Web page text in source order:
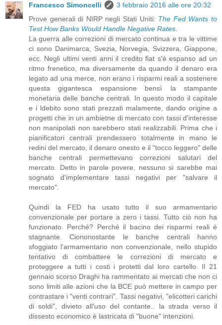
Francesco Simoncelli
3 febbraio 2016 alle ore 20:32
Prove generali di NIRP negli Stati Uniti: The Fed Wants to
Test How Banks Would Handle Negative Rates
La guerra alle correzioni di mercato continua e tra le vittime
ci sono Danimarca, Svezia, Norvegia, Svizzera, Giappone,
ecc. Negli ultimi venti anni il credito fiat s'è espanso ad un
ritmo frenetico, ma diversamente da quando il denaro era
legato ad una merce, non erano i risparmi reali a sostenere
questa gigantesca espansione bensì la stampante
monetaria delle banche centrali. In questo modo il capitale
e i ldebito sono stati prezzati malamente, dando origine a
progetti che in un ambietne di mercato con tassi d'interesse
non manipolati non sarebbero stati realizzabili. Prima che i
pianificatori centrali prendessero totalmente in mano le
redini del mercato, il denaro onesto e il "tocco leggero" delle
banche centrali permettevano correzioni salutari del
mercato. Detto in parole povere, nessuno si sarebbe mai
sognato d'implementare tassi negativi per "salvare il
mercato".
Quindi la FED ha usato tutto il suo armamentario
convenzionale per portare a zero i tassi. Tutto ciò non ha
funzionato. Perché? Perché il bacino dei risparmi reali è
stagnante. Ciononostante le banche centrali hanno
sfoggiato l'armamentario non convenzionale, nello stupido
tentativo di combattere le correzioni di mercato e
proteggere a tutti i costi i protetti dal loro cartello. Il 21
gennaio scorso Draghi ha rammentato ai mercati che non ci
sono limiti alle azioni che la BCE può mettere in campo per
contrastare i "venti contrari". Tassi negativi, "elicotteri carichi
di soldi", divieto all'uso del contante.. la strada verso il
dissesto economico è lastricata di "buone" intenzioni.